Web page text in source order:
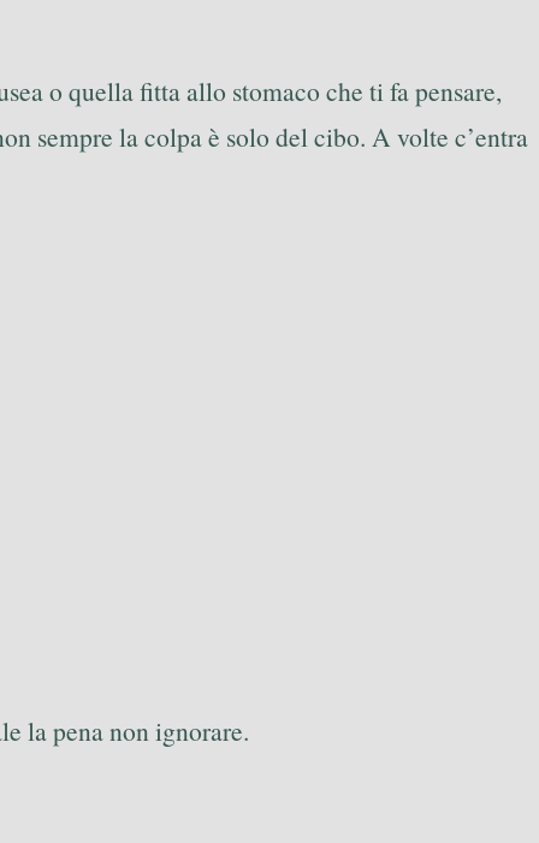
o quella fitta allo stomaco che ti fa pensare,
sempre la colpa è solo del cibo. A volte c’entra
la pena non ignorare.